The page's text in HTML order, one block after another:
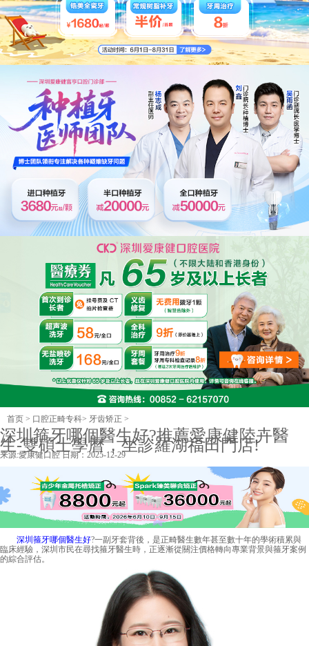
首页 > 口腔正畸专科> 牙齿矫正 >
深圳箍牙哪個醫生好?推薦愛康健陸卉醫
生-雙碩士學曆，坐診羅湖福田門店!
来源:愛康健口腔日期：2025-12-29
深圳箍牙哪個醫生好?一副牙套背後，是正畸醫生數年甚至數十年的學術積累與
臨床經驗，深圳市民在尋找箍牙醫生時，正逐漸從關注價格轉向專業背景與箍牙案例
的綜合評估。